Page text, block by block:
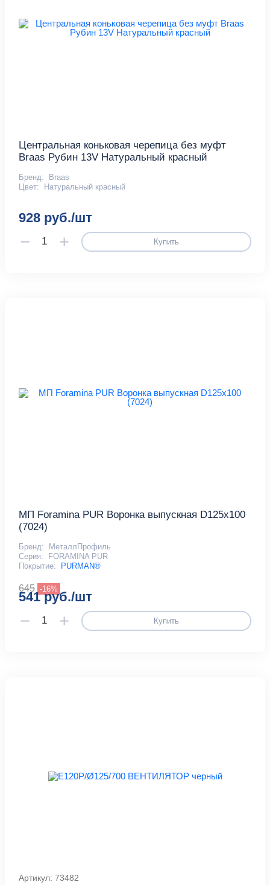
Центральная коньковая черепица без муфт
Braas Рубин 13V Натуральный красный
Бренд:
Braas
Цвет:
Натуральный красный
928 руб./шт
Купить
МП Foramina PUR Воронка выпускная D125х100
(7024)
Бренд:
МеталлПрофиль
Серия:
FORAMINA PUR
Покрытие:
PURMAN®
645 -16%
541 руб./шт
Купить
Артикул: 73482